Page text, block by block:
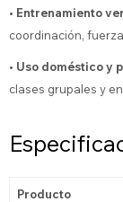
• Entrenamiento
coordinación,
• Uso doméstico y
clases grupales y
Producto